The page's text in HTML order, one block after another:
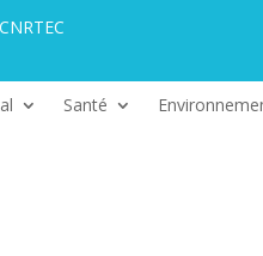
CNRTEC
Santé